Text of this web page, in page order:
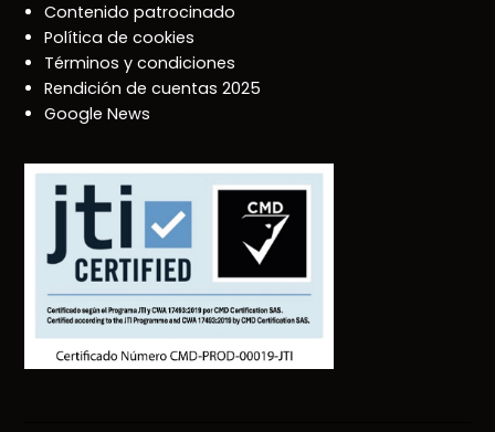
Contenido patrocinado
Política de cookies
Términos y condiciones
Rendición de cuentas 2025
Google News